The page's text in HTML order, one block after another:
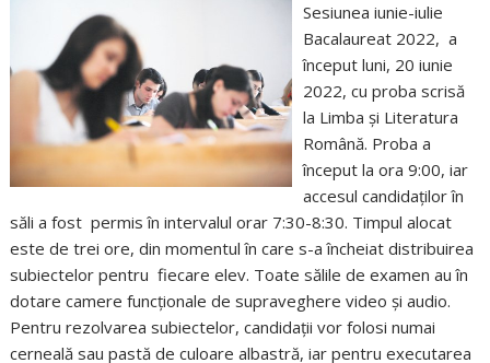
Sesiunea iunie-iulie
Bacalaureat 2022, a
început luni, 20 iunie
2022, cu proba scrisă
la Limba și Literatura
Română. Proba a
început la ora 9:00, iar
accesul candidaților în
săli a fost permis în intervalul orar 7:30-8:30. Timpul alocat
este de trei ore, din momentul în care s-a încheiat distribuirea
subiectelor pentru fiecare elev. Toate sălile de examen au în
dotare camere funcționale de supraveghere video și audio.
Pentru rezolvarea subiectelor, candidații vor folosi numai
cerneală sau pastă de culoare albastră, iar pentru executarea